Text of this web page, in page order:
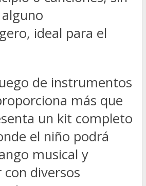
ideal para el
de instrumentos
más que
un kit completo
el niño podrá
musical y
diversos